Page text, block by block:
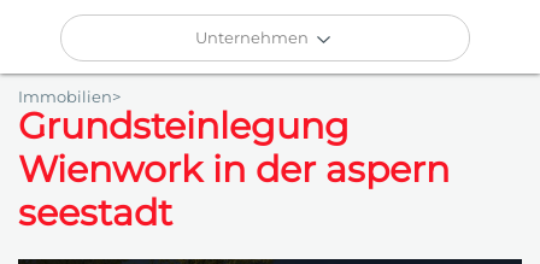
Unternehmen
Immobilien>
Grundsteinlegung
Wienwork in der aspern
seestadt